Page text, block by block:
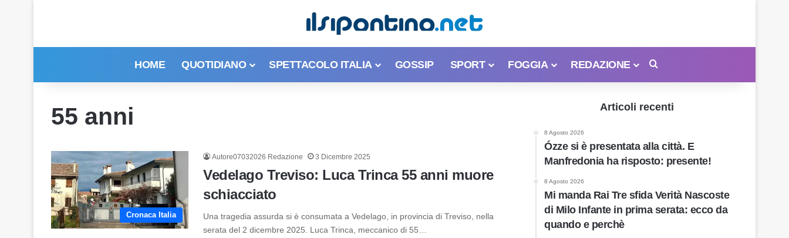
HOME QUOTIDIANO SPETTACOLO ITALIA GOSSIP SPORT FOGGIA REDAZIONE
55 anni
Cronaca Italia
Autore07032026 Redazione 3 Dicembre 2025
Vedelago Treviso: Luca Trinca 55 anni muore
schiacciato
Una tragedia assurda si è consumata a Vedelago, in provincia di Treviso, nella
serata del 2 dicembre 2025. Luca Trinca, meccanico di 55…
Articoli recenti
8 Agosto 2026
Ózze si è presentata alla città. E
Manfredonia ha risposto: presente!
8 Agosto 2026
Mi manda Rai Tre sfida Verità Nascoste
di Milo Infante in prima serata: ecco da
quando e perchè